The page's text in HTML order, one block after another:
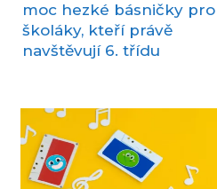
moc hezké básničky pro
školáky, kteří právě
navštěvují 6. třídu